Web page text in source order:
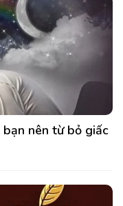
nên từ bỏ giấc